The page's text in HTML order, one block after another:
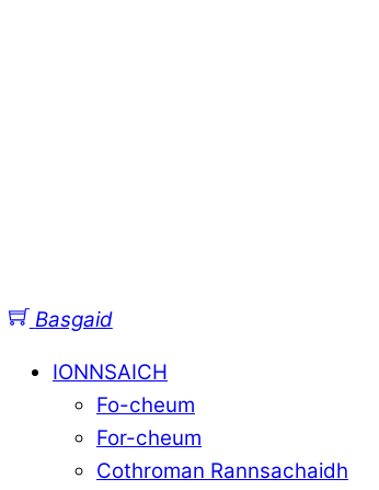
Basgaid
IONNSAICH
Fo-cheum
For-cheum
Cothroman Rannsachaidh